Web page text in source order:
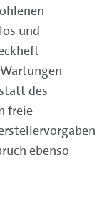
und
des
freie
ebenso